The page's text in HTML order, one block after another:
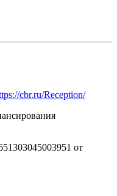
cbr.ru/Reception/
от